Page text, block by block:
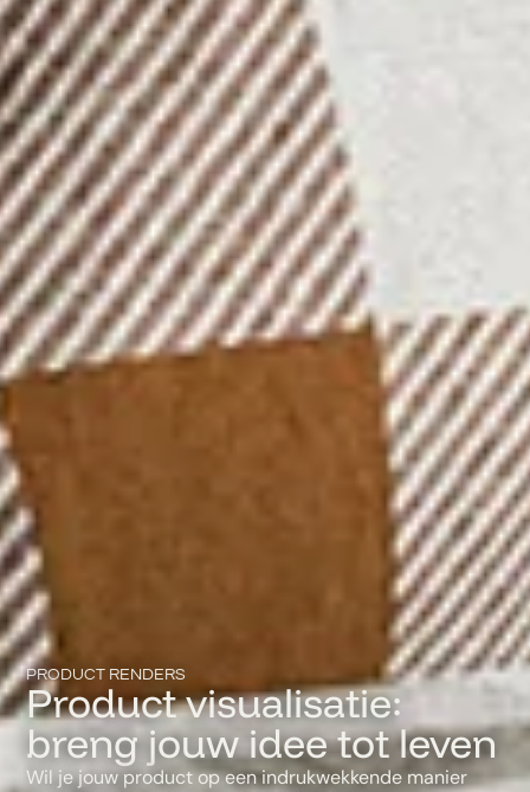
PRODUCT RENDERS
Product visualisatie:
breng jouw idee tot leven
Wil je jouw product op een indrukwekkende manier